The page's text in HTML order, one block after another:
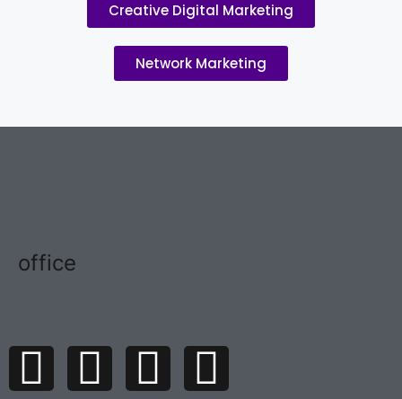
Creative Digital Marketing
Network Marketing
office